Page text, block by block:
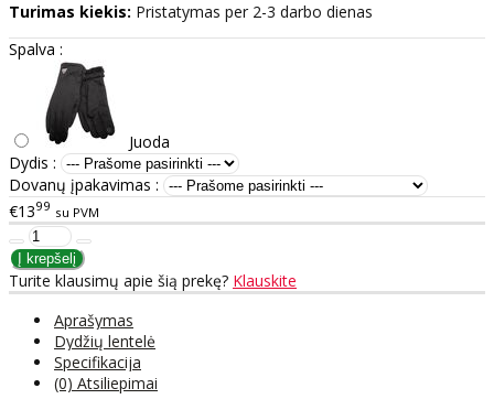
Turimas kiekis: Pristatymas per 2-3 darbo dienas
Spalva :
Juoda
Dydis :
Dovanų įpakavimas :
€1399 su PVM
Turite klausimų apie šią prekę? Klauskite
Aprašymas
Dydžių lentelė
Specifikacija
(0) Atsiliepimai